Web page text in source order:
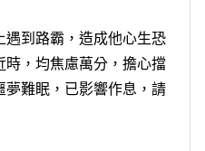
遇到路霸，造成他心生恐
時，均焦慮萬分，擔心擋
夢難眠，已影響作息，請